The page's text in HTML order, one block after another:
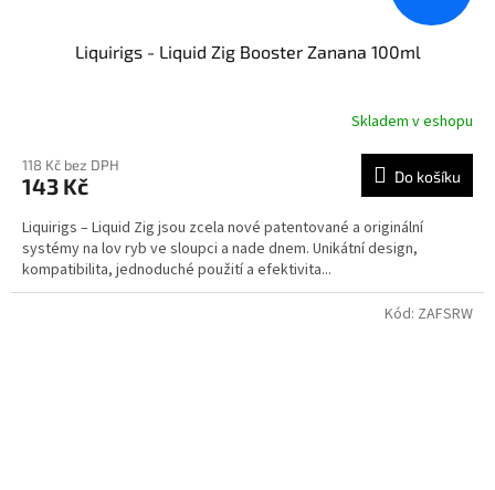
Liquirigs - Liquid Zig Booster Zanana 100ml
Skladem v eshopu
118 Kč bez DPH
143 Kč Do košíku
Liquirigs – Liquid Zig jsou zcela nové patentované a originální
systémy na lov ryb ve sloupci a nade dnem. Unikátní design,
kompatibilita, jednoduché použití a efektivita...
Kód: ZAFSRW